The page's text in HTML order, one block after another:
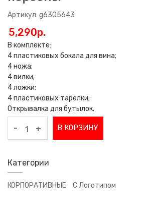
Артикул: g6305643
5,290p.
В комплекте:
4 пластиковых бокала для вина;
4 ножа;
4 вилки;
4 ложки;
4 пластиковых тарелки;
Открывалка для бутылок.
- + В КОРЗИНУ
Категории
КОРПОРАТИВНЫЕ С Логотипом